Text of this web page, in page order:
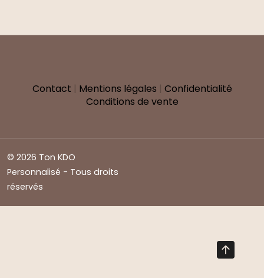
Contact | Mentions légales | Confidentialité
Conditions de vente
© 2026 Ton KDO
Personnalisé - Tous droits
réservés